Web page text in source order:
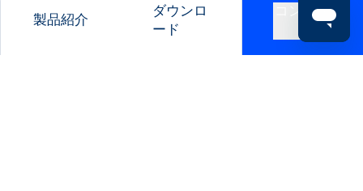
製品紹介
ダウンロ
ード
コンタク